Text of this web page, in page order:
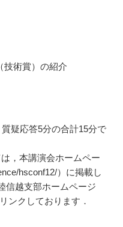
技術賞）の紹介
疑応答5分の合計15分で
，本講演会ホームペー
hsconf12/）に掲載し
信越支部ホームページ
ンクしております．